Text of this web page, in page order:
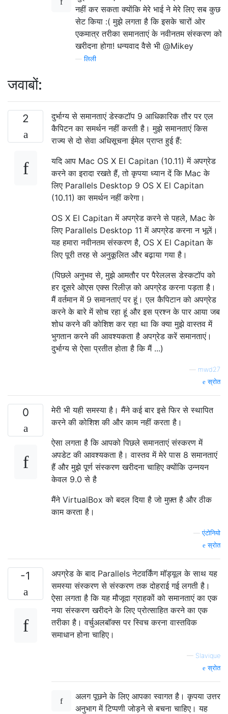
नहीं कर सकता क्योंकि मेरे भाई ने मेरे लिए सब कुछ
सेट किया :( मुझे लगता है कि इसके चारों ओर
एकमात्र तरीका समानताएं के नवीनतम संस्करण को
खरीदना होगा! धन्यवाद वैसे भी @Mikey
—लिली
जवाबों:
2
दुर्भाग्य से समानताएं डेस्कटॉप 9 आधिकारिक तौर पर एल
कैपिटन का समर्थन नहीं करती है। मुझे समानताएं किस
राज्य से दो सेवा अधिसूचना ईमेल प्राप्त हुई हैं:
यदि आप Mac OS X El Capitan (10.11) में अपग्रेड
करने का इरादा रखते हैं, तो कृपया ध्यान दें कि Mac के
लिए Parallels Desktop 9 OS X El Capitan
(10.11) का समर्थन नहीं करेगा।
OS X El Capitan में अपग्रेड करने से पहले, Mac के
लिए Parallels Desktop 11 में अपग्रेड करना न भूलें।
यह हमारा नवीनतम संस्करण है, OS X El Capitan के
लिए पूरी तरह से अनुकूलित और बढ़ाया गया है।
(पिछले अनुभव से, मुझे आमतौर पर पैरेललस डेस्कटॉप को
हर दूसरे ओएस एक्स रिलीज़ को अपग्रेड करना पड़ता है।
मैं वर्तमान में 9 समानताएं पर हूं। एल कैपिटान को अपग्रेड
करने के बारे में सोच रहा हूं और इस प्रश्न के पार आया जब
शोध करने की कोशिश कर रहा था कि क्या मुझे वास्तव में
भुगतान करने की आवश्यकता है अपग्रेड करें समानताएं।
दुर्भाग्य से ऐसा प्रतीत होता है कि मैं ...)
mwd27
स्रोत
0
मेरी भी यही समस्या है। मैंने कई बार इसे फिर से स्थापित
करने की कोशिश की और काम नहीं करता है।
ऐसा लगता है कि आपको पिछले समानताएं संस्करण में
अपडेट की आवश्यकता है। वास्तव में मेरे पास 8 समानताएं
हैं और मुझे पूर्ण संस्करण खरीदना चाहिए क्योंकि उन्नयन
केवल 9.0 से है
मैंने VirtualBox को बदल दिया है जो मुफ़्त है और ठीक
काम करता है।
—एंटोनियो
स्रोत
-1
अपग्रेड के बाद Parallels नेटवर्किंग मॉड्यूल के साथ यह
समस्या संस्करण से संस्करण तक दोहराई गई लगती है।
ऐसा लगता है कि यह मौजूदा ग्राहकों को समानताएं का एक
नया संस्करण खरीदने के लिए प्रोत्साहित करने का एक
तरीका है। वर्चुअलबॉक्स पर स्विच करना वास्तविक
समाधान होना चाहिए।
— Slavique
स्रोत
अलग पूछने के लिए आपका स्वागत है। कृपया उत्तर
अनुभाग में टिप्पणी जोड़ने से बचना चाहिए। यह